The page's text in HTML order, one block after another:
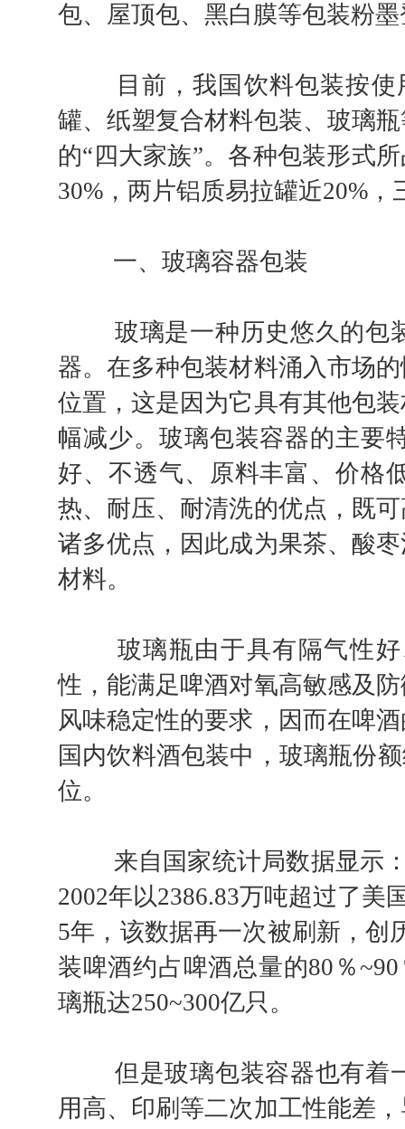
包、屋顶包、黑白膜等包装粉
目前，我国饮料包装按使
罐、纸塑复合材料包装、玻璃
的“四大家族”。各种包装形式
30%，两片铝质易拉罐近20%
一、玻璃容器包装
玻璃是一种历史悠久的包装
器。在多种包装材料涌入市场
位置，这是因为它具有其他包
幅减少。玻璃包装容器的主要
好、不透气、原料丰富、价格
热、耐压、耐清洗的优点，既
诸多优点，因此成为果茶、酸
材料。
玻璃瓶由于具有隔气性好
性，能满足啤酒对氧高敏感及
风味稳定性的要求，因而在啤
国内饮料酒包装中，玻璃瓶份
位。
来自国家统计局数据显示：
2002年以2386.83万吨超过了美
5年，该数据再一次被刷新，创
装啤酒约占啤酒总量的80％
璃瓶达250~300亿只。
但是玻璃包装容器也有着一
用高、印刷等二次加工性能差